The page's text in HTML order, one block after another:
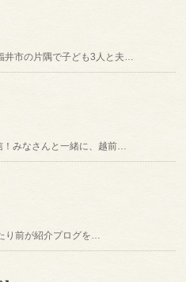
市の片隅で子ども3人と夫…
みなさんと一緒に、越前…
前が紹介プログを…